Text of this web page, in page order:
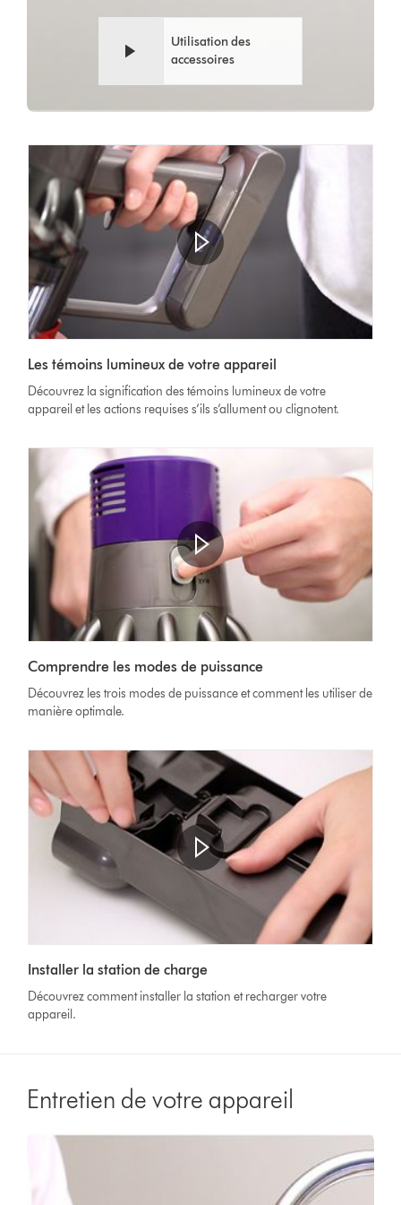
Utilisation des
accessoires
Transcript
Afficher
la
transcription
de
la
vidéo
Les témoins lumineux de votre appareil
Découvrez la signification des témoins lumineux de votre
appareil et les actions requises s’ils s’allument ou clignotent.
Transcript
Afficher
la
transcription
de
la
vidéo
Comprendre les modes de puissance
Découvrez les trois modes de puissance et comment les utiliser de
manière optimale.
Transcript
la
transcription
de
la
vidéo
Installer la station de charge
Découvrez comment installer la station et recharger votre
appareil.
Entretien de votre appareil